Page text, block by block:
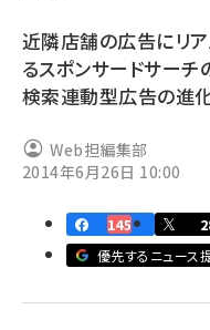
note (2317)
セミナー (2310)
z世代 (1623)
meo (1277)
llmo (1167)
近隣店舗の広告にリ
るスポンサードサー
検索連動型広告の進
Web担編集部
2014年6月26日 10:00
145
優先するニュース